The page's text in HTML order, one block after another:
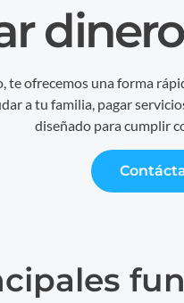
te ofrecemos una forma
a tu familia, pagar
diseñado para cumplir